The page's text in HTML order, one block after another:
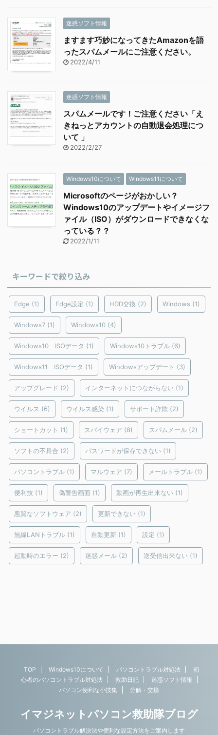
迷惑ソフト情報
ますます巧妙になってきたAmazonを語
ったスパムメールにご注意ください。
2022/4/11
迷惑ソフト情報
スパムメールです！ご注意ください「え
きねっとアカウントの自動退会処理につ
いて 」
2022/2/27
Windows10について Windows11について
Microsoftのページがおかしい？
Windows10のアップデートやイメージフ
ァイル（ISO）がダウンロードできなくな
っている？？
2022/1/11
キーワードで絞り込み
Edge (1) Edge設定 (1) HDD交換 (2) Windows (1)
Windows7 (1) Windows10 (4)
Windows10 ISOデータ (1) Windows10トラブル (6)
Windows11 ISOデータ (1) Windowsアップデート (3)
アップグレード (2) インターネットにつながらない (1)
ウイルス (6) ウイルス感染 (1) サポート詐欺 (2)
ショートカット (1) スパイウェア (8) スパムメール (2)
ソフトの不具合 (2) パスワードが保存できない (1)
パソコントラブル (1) マルウェア (7) メールトラブル (1)
便利技 (1) 偽警告画面 (1) 動画が再生出来ない (1)
悪質なソフトウェア (2) 更新できない (1)
無線LANトラブル (1) 自動更新 (1) 設定 (1)
起動時のエラー (2) 迷惑メール (2) 送受信出来ない (1)
TOP Windows10について パソコントラブル対処法
初
心者のパソコントラブル対処法
救助日記
迷惑ソフト情報
パソコン便利な小技集
分解・交換
イマジネットパソコン救助隊ブログ
パソコントラブル解決法や便利な設定方法をご案内します
Copyright© イマジネットパソコン救助隊ブログ ,